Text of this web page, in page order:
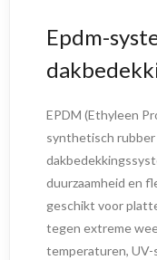
Epdm-
EPDM (Ethyleen
synthetisch
duurzaamheid en
geschikt voor
tegen extreme
temperaturen,